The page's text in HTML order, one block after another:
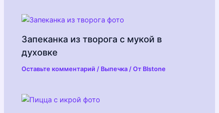
Запеканка из творога с мукой в
духовке
Оставьте комментарий / Выпечка / От Blstone